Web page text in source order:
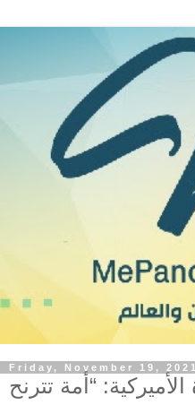
Friday, November 19, 2021